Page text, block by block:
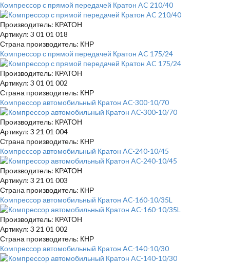
Компрессор с прямой передачей Кратон AC 210/40
Производитель: КРАТОН
Артикул: 3 01 01 018
Страна производитель: КНР
Компрессор с прямой передачей Кратон AC 175/24
Производитель: КРАТОН
Артикул: 3 01 01 002
Страна производитель: КНР
Компрессор автомобильный Кратон AC-300-10/70
Производитель: КРАТОН
Артикул: 3 21 01 004
Страна производитель: КНР
Компрессор автомобильный Кратон AC-240-10/45
Производитель: КРАТОН
Артикул: 3 21 01 003
Страна производитель: КНР
Компрессор автомобильный Кратон AC-160-10/35L
Производитель: КРАТОН
Артикул: 3 21 01 002
Страна производитель: КНР
Компрессор автомобильный Кратон AC-140-10/30